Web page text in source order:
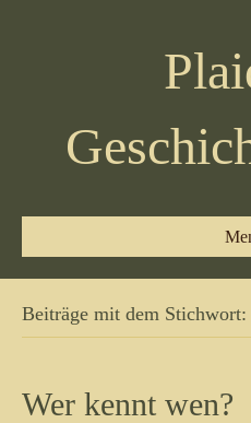
Beiträge mit dem Stichwort:
Wer kennt wen?